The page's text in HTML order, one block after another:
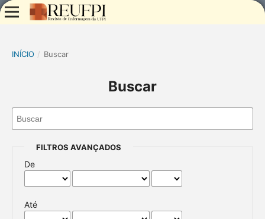
INÍCIO / Buscar
Buscar
FILTROS AVANÇADOS
De
Até